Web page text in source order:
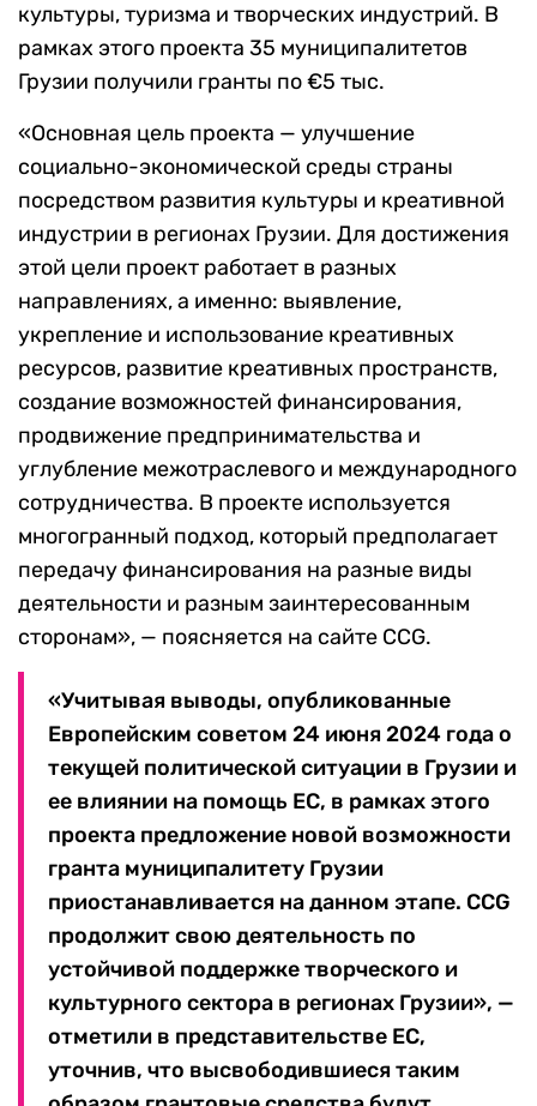
культуры, туризма и творческих индустрий. В
рамках этого проекта 35 муниципалитетов
Грузии получили гранты по €5 тыс.
«Основная цель проекта — улучшение
социально-экономической среды страны
посредством развития культуры и креативной
индустрии в регионах Грузии. Для достижения
этой цели проект работает в разных
направлениях, а именно: выявление,
укрепление и использование креативных
ресурсов, развитие креативных пространств,
создание возможностей финансирования,
продвижение предпринимательства и
углубление межотраслевого и международного
сотрудничества. В проекте используется
многогранный подход, который предполагает
передачу финансирования на разные виды
деятельности и разным заинтересованным
сторонам», — поясняется на сайте CCG.
«Учитывая выводы, опубликованные
Европейским советом 24 июня 2024 года о
текущей политической ситуации в Грузии и
ее влиянии на помощь ЕС, в рамках этого
проекта предложение новой возможности
гранта муниципалитету Грузии
приостанавливается на данном этапе. CCG
продолжит свою деятельность по
устойчивой поддержке творческого и
культурного сектора в регионах Грузии», —
отметили в представительстве ЕС,
уточнив, что высвободившиеся таким